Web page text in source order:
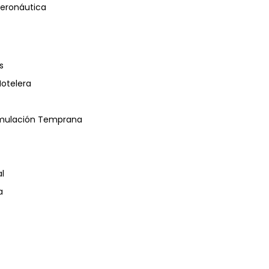
Temprana